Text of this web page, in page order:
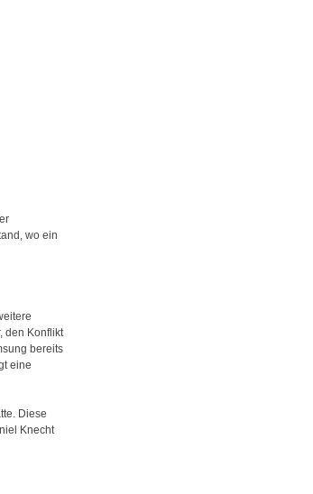
wo ein
den Konflikt
bereits
eine
Diese
Knecht